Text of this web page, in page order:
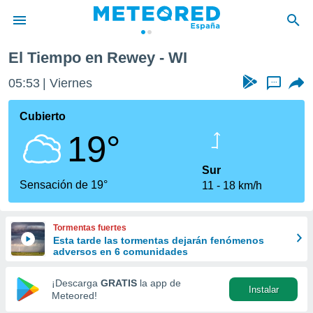
de
por
se
calidad.
a este
las
y
forma
digital
basada
El Tiempo en Rewey - WI
05:53 Viernes ...
Cubierto
19°
Sensación de 19°
Sur
11
18 km/h
Tormentas fuertes
Esta tarde las tormentas dejarán fenómenos
adversos en 6 comunidades
¡Descarga GRATIS la app de
Meteored!
Instalar